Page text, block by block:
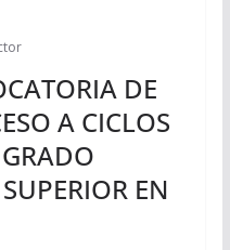
DE
A CICLOS
EN